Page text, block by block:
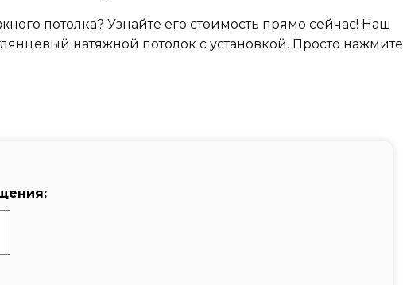
потолка? Узнайте его стоимость прямо сейчас! Наш
натяжной потолок с установкой. Просто нажмите